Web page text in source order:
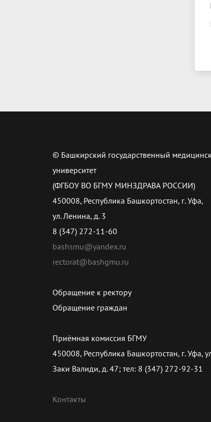
© Башкирский государственный
университет
(ФГБОУ ВО БГМУ МИНЗДРАВА РОССИИ)
450008, Республика Башкортостан, г. Уфа,
ул. Ленина, д. 3
8 (347) 272-11-60
bashsmu@yandex.ru
rectorat@bashgmu.ru
Обращение к ректору
Обращение граждан
Приёмная комиссия БГМУ
450008, Республика Башкортостан, г. Уфа,
Заки Валиди, д. 47; тел: 8 (347) 272-92-31
Контакты